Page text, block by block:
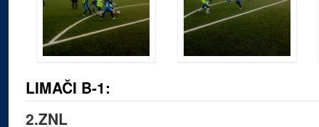
LIMAČI B-1:
2.ZNL